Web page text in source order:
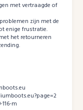
met vertraagde of
zijn met de
enige frustratie.
het retourneren
m